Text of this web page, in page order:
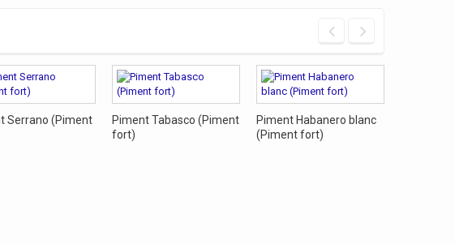
Serrano (Piment
Piment Tabasco (Piment
fort)
Piment Habanero blanc
(Piment fort)